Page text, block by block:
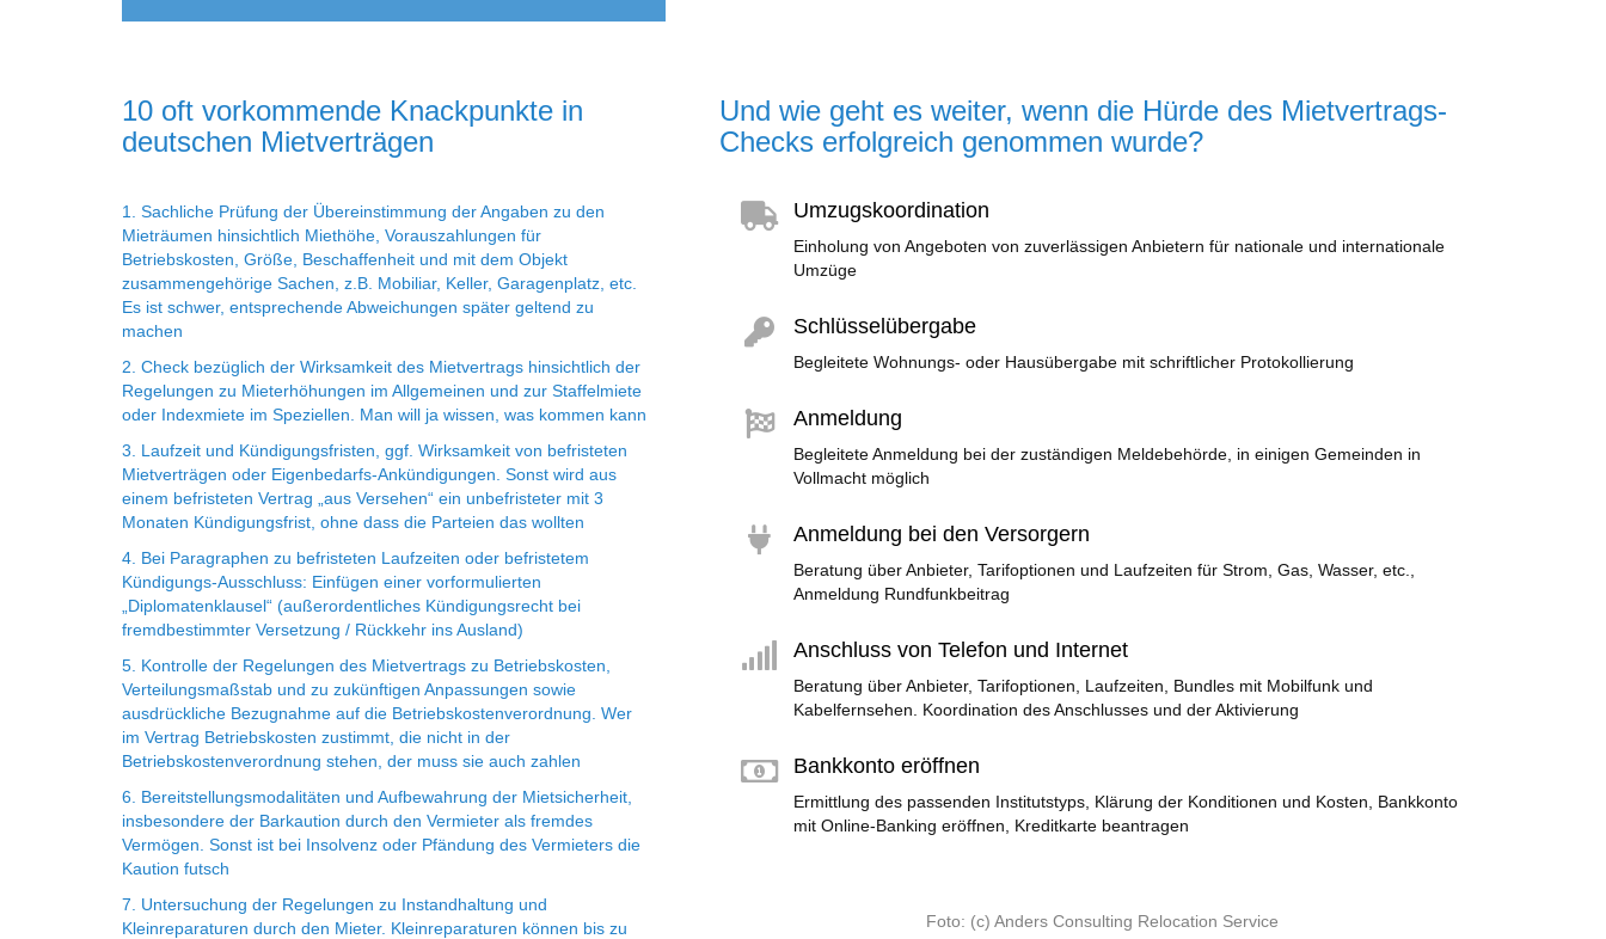
10 oft vorkommende Knackpunkte in
deutschen Mietverträgen
1. Sachliche Prüfung der Übereinstimmung der Angaben zu den
Mieträumen hinsichtlich Miethöhe, Vorauszahlungen für
Betriebskosten, Größe, Beschaffenheit und mit dem Objekt
zusammengehörige Sachen, z.B. Mobiliar, Keller, Garagenplatz, etc.
Es ist schwer, entsprechende Abweichungen später geltend zu
machen
2. Check bezüglich der Wirksamkeit des Mietvertrags hinsichtlich der
Regelungen zu Mieterhöhungen im Allgemeinen und zur Staffelmiete
oder Indexmiete im Speziellen. Man will ja wissen, was kommen kann
3. Laufzeit und Kündigungsfristen, ggf. Wirksamkeit von befristeten
Mietverträgen oder Eigenbedarfs-Ankündigungen. Sonst wird aus
einem befristeten Vertrag „aus Versehen“ ein unbefristeter mit 3
Monaten Kündigungsfrist, ohne dass die Parteien das wollten
4. Bei Paragraphen zu befristeten Laufzeiten oder befristetem
Kündigungs-Ausschluss: Einfügen einer vorformulierten
„Diplomatenklausel“ (außerordentliches Kündigungsrecht bei
fremdbestimmter Versetzung / Rückkehr ins Ausland)
5. Kontrolle der Regelungen des Mietvertrags zu Betriebskosten,
Verteilungsmaßstab und zu zukünftigen Anpassungen sowie
ausdrückliche Bezugnahme auf die Betriebskostenverordnung. Wer
im Vertrag Betriebskosten zustimmt, die nicht in der
Betriebskostenverordnung stehen, der muss sie auch zahlen
6. Bereitstellungsmodalitäten und Aufbewahrung der Mietsicherheit,
insbesondere der Barkaution durch den Vermieter als fremdes
Vermögen. Sonst ist bei Insolvenz oder Pfändung des Vermieters die
Kaution futsch
7. Untersuchung der Regelungen zu Instandhaltung und
Kleinreparaturen durch den Mieter. Kleinreparaturen können bis zu
Und wie geht es weiter, wenn die Hürde des Mietvertrags-
Checks erfolgreich genommen wurde?
Umzugskoordination
Einholung von Angeboten von zuverlässigen Anbietern für nationale und internationale
Umzüge
Schlüsselübergabe
Begleitete Wohnungs- oder Hausübergabe mit schriftlicher Protokollierung
Anmeldung
Begleitete Anmeldung bei der zuständigen Meldebehörde, in einigen Gemeinden in
Vollmacht möglich
Anmeldung bei den Versorgern
Beratung über Anbieter, Tarifoptionen und Laufzeiten für Strom, Gas, Wasser, etc.,
Anmeldung Rundfunkbeitrag
Anschluss von Telefon und Internet
Beratung über Anbieter, Tarifoptionen, Laufzeiten, Bundles mit Mobilfunk und
Kabelfernsehen. Koordination des Anschlusses und der Aktivierung
Bankkonto eröffnen
Ermittlung des passenden Institutstyps, Klärung der Konditionen und Kosten, Bankkonto
mit Online-Banking eröffnen, Kreditkarte beantragen
Foto: (c) Anders Consulting Relocation Service